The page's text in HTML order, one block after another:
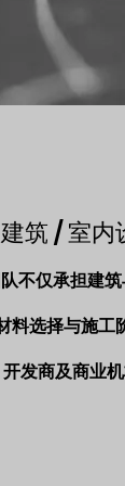
建筑 / 室内
不仅承担建
料选择与施工
发商及商业